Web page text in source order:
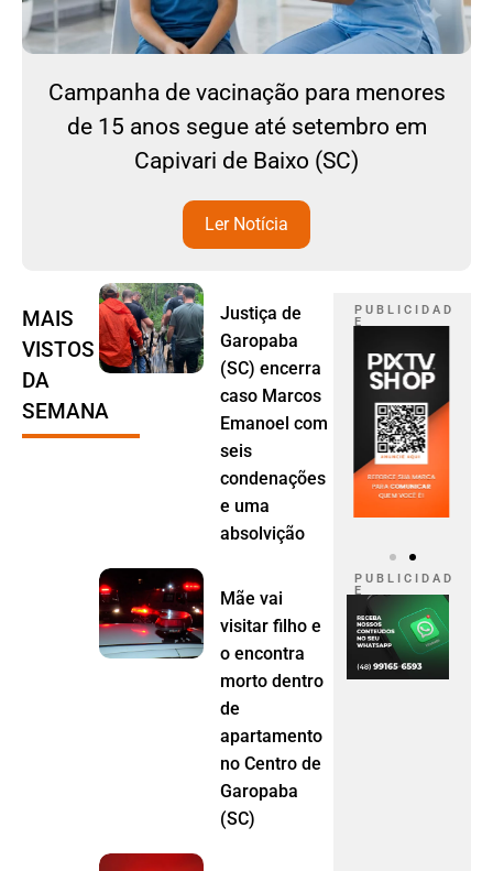
Campanha de vacinação para menores
de 15 anos segue até setembro em
Capivari de Baixo (SC)
Ler Notícia
MAIS
VISTOS
DA
SEMANA
Justiça de
Garopaba
(SC) encerra
caso Marcos
Emanoel com
seis
condenações
e uma
absolvição
Mãe vai
visitar filho e
o encontra
morto dentro
de
apartamento
no Centro de
Garopaba
(SC)
P U B L I C I D A D
E
P U B L I C I D A D
E